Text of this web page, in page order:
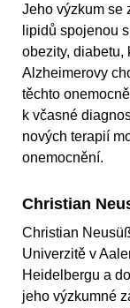
Jeho výzkum se
lipidů spojenou
obezity, diabetu,
Alzheimerovy
těchto
k včasné
nových terapií
onemocnění.
Christian
Christian
Univerzitě v
Heidelbergu a
jeho výzkumné